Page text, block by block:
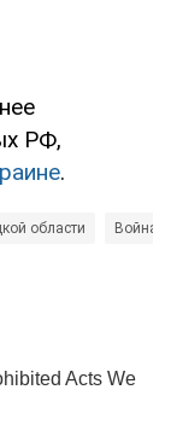
РФ,
.
области Война